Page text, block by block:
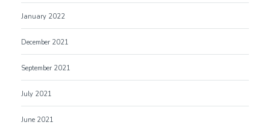
January 2022
December 2021
September 2021
July 2021
June 2021